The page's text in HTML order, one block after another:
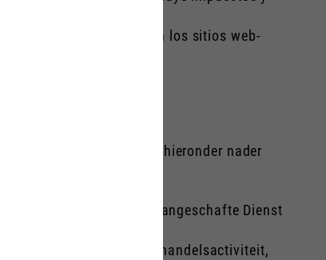
del Producto.
como se identifican en los sitios web-
begrippen de hieronder nader
netwerk waar de aangeschafte Dienst
de uitoefening van een handelsactiviteit,